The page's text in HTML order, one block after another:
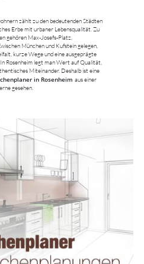
zählt zu den bedeutenden Städten
Erbe mit urbaner Lebensqualität. Zu
gehören Max-Josefs-Platz,
München und Kufstein gelegen,
kurze Wege und eine ausgeprägte
Rosenheim legt man Wert auf Qualität,
Miteinander. Deshalb ist eine
in Rosenheim aus einer
gesehen.